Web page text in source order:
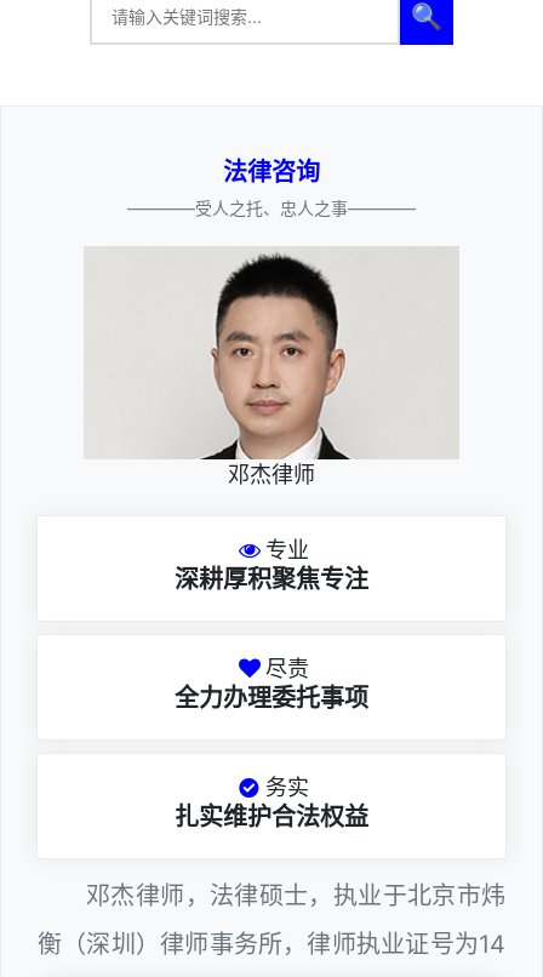
🔍
法律咨询
————受人之托、忠人之事————
邓杰律师
专业
深耕厚积聚焦专注
尽责
全力办理委托事项
务实
扎实维护合法权益
邓杰律师，法律硕士，执业于北京市炜
衡（深圳）律师事务所，律师执业证号为14